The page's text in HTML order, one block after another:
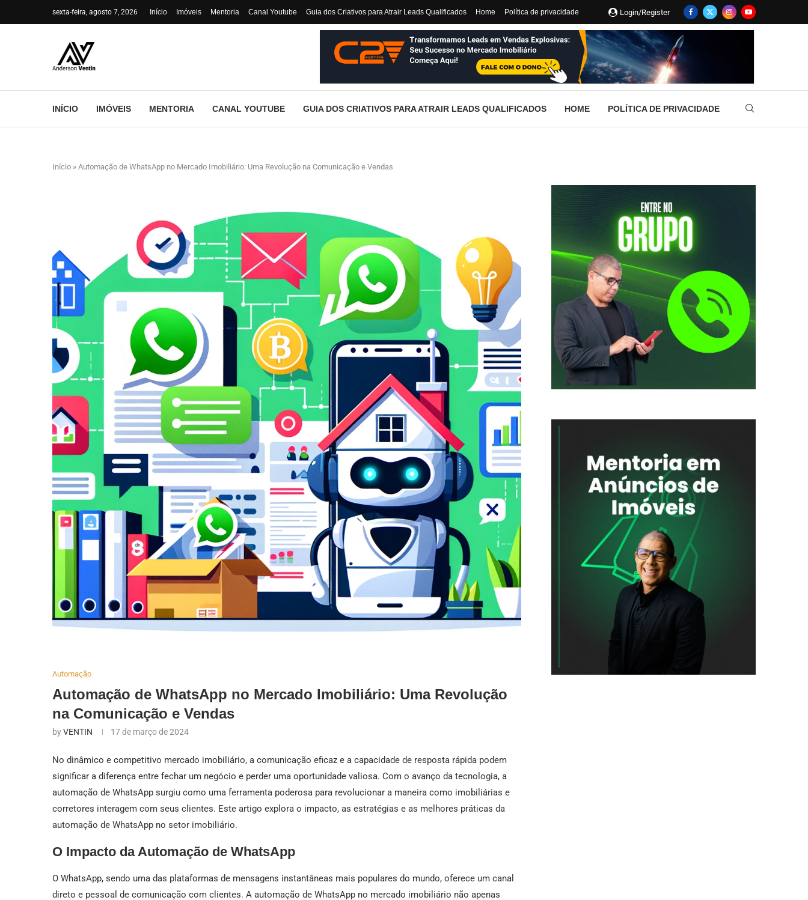
sexta-feira, agosto 7, 2026 Início Imóveis Mentoria Canal Youtube Guia dos Criativos para Atrair Leads Qualificados Home Política de privacidade Login/Register
INÍCIO IMÓVEIS MENTORIA CANAL YOUTUBE GUIA DOS CRIATIVOS PARA ATRAIR LEADS QUALIFICADOS HOME POLÍTICA DE PRIVACIDADE
Início » Automação de WhatsApp no Mercado Imobiliário: Uma Revolução na Comunicação e Vendas
Automação
Automação de WhatsApp no Mercado Imobiliário: Uma Revolução
na Comunicação e Vendas
byVENTIN 17 de março de 2024
No dinâmico e competitivo mercado imobiliário, a comunicação eficaz e a capacidade de resposta rápida podem
significar a diferença entre fechar um negócio e perder uma oportunidade valiosa. Com o avanço da tecnologia, a
automação de WhatsApp surgiu como uma ferramenta poderosa para revolucionar a maneira como imobiliárias e
corretores interagem com seus clientes. Este artigo explora o impacto, as estratégias e as melhores práticas da
automação de WhatsApp no setor imobiliário.
O Impacto da Automação de WhatsApp
O WhatsApp, sendo uma das plataformas de mensagens instantâneas mais populares do mundo, oferece um canal
direto e pessoal de comunicação com clientes. A automação de WhatsApp no mercado imobiliário não apenas